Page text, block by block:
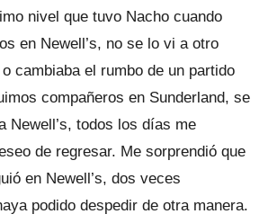
nivel que tuvo Nacho cuando
en Newell’s, no se lo vi a otro
cambiaba el rumbo de un partido
compañeros en Sunderland, se
Newell’s, todos los días me
de regresar. Me sorprendió que
en Newell’s, dos veces
podido despedir de otra manera.